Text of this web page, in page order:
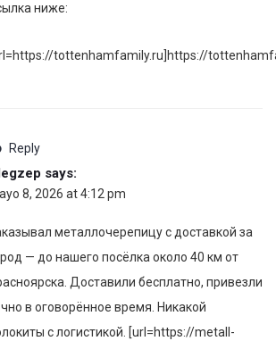
ниже:
tottenhamfamily.ru]https://
Reply
says:
8, 2026 at 4:12 pm
металлочерепицу с доставкой за
— до нашего посёлка около 40 км от
Доставили бесплатно, привезли
в оговорённое время. Никакой
с логистикой. [url=https://metall-